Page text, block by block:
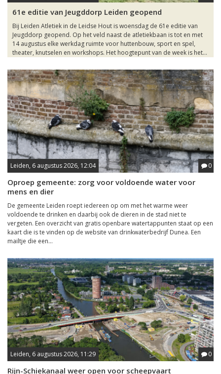
61e editie van Jeugddorp Leiden geopend
Bij Leiden Atletiek in de Leidse Hout is woensdag de 61e editie van
Jeugddorp geopend. Op het veld naast de atletiekbaan is tot en met
14 augustus elke werkdag ruimte voor huttenbouw, sport en spel,
theater, knutselen en workshops. Het hoogtepunt van de week is het...
Leiden, 6 augustus 2026, 12:04 0
Oproep gemeente: zorg voor voldoende water voor
mens en dier
De gemeente Leiden roept iedereen op om met het warme weer
voldoende te drinken en daarbij ook de dieren in de stad niet te
vergeten. Een overzicht van gratis openbare watertappunten staat op een
kaart die is te vinden op de website van drinkwaterbedrijf Dunea. Een
mailtje die een...
Leiden, 6 augustus 2026, 11:29 0
Rijn-Schiekanaal weer open voor scheepvaart